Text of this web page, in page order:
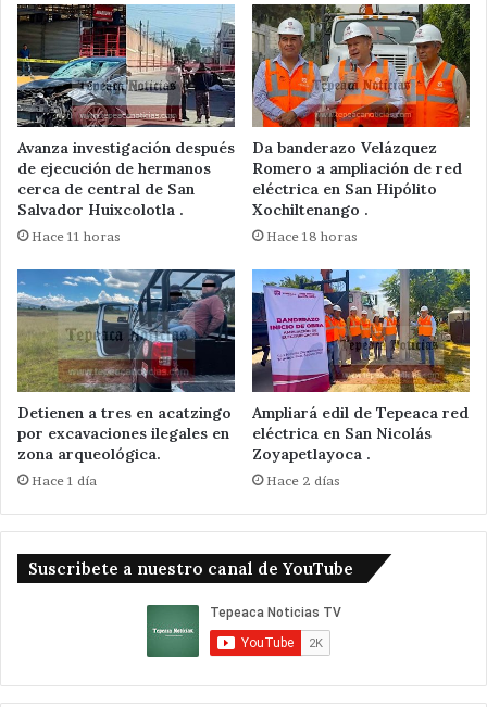
Avanza investigación después
de ejecución de hermanos
cerca de central de San
Salvador Huixcolotla .
Hace 11 horas
Da banderazo Velázquez
Romero a ampliación de red
eléctrica en San Hipólito
Xochiltenango .
Hace 18 horas
Detienen a tres en acatzingo
por excavaciones ilegales en
zona arqueológica.
Hace 1 día
Ampliará edil de Tepeaca red
eléctrica en San Nicolás
Zoyapetlayoca .
Hace 2 días
Suscribete a nuestro canal de YouTube